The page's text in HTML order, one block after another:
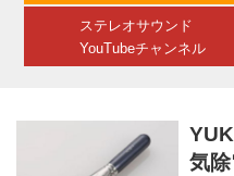
ステレオサウンド
YouTubeチャンネル
気